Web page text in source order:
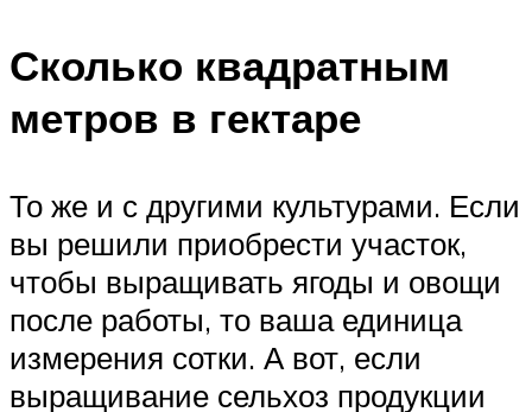
Сколько квадратным
метров в гектаре
То же и с другими культурами. Если
вы решили приобрести участок,
чтобы выращивать ягоды и овощи
после работы, то ваша единица
измерения сотки. А вот, если
выращивание сельхоз продукции